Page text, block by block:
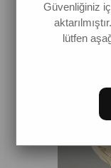
Güvenliğiniz
lütfen